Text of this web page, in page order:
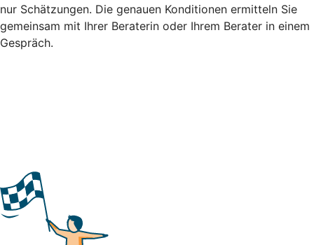
nur Schätzungen. Die genauen Konditionen ermitteln Sie
gemeinsam mit Ihrer Beraterin oder Ihrem Berater in einem
Gespräch.